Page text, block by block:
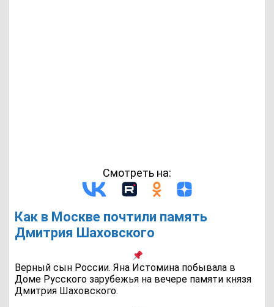
Смотреть на:
Как в Москве почтили память
Дмитрия Шаховского
Верный сын России. Яна Истомина побывала в
Доме Русского зарубежья на вечере памяти князя
Дмитрия Шаховского.